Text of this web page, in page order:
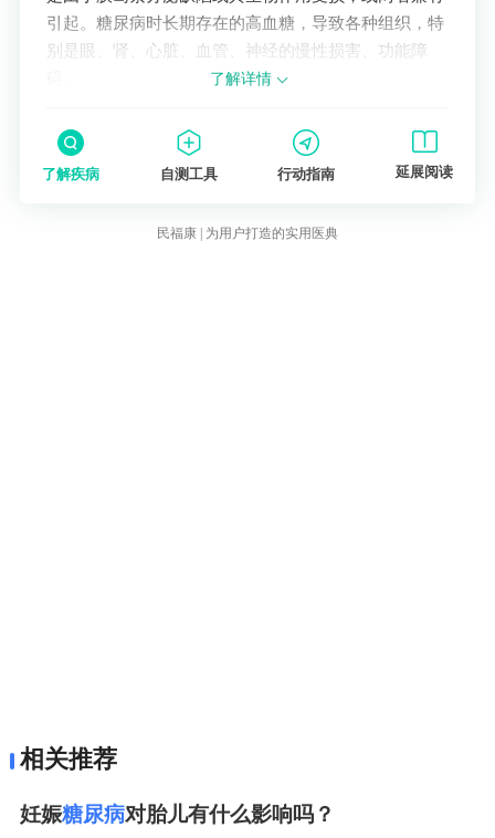
引起。糖尿病时长期存在的高血糖，导致各种组织，特
别是眼、肾、心脏、血管、神经的慢性损害、功能障
了解详情
了解疾病 自测工具 行动指南 延展阅读
民福康 | 为用户打造的实用医典
相关推荐
妊娠糖尿病对胎儿有什么影响吗？